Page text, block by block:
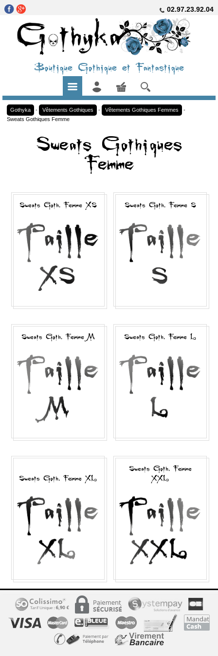
02.97.23.92.04
Boutique Gothique et Fantastique
Gothyka - Vêtements Gothiques - Vêtements Gothiques Femmes
-
Sweats Gothiques Femme
Sweats Gothiques
Femme
Sweats Goth. Femme XS Sweats Goth. Femme S
Sweats Goth. Femme M Sweats Goth. Femme L
Sweats Goth. Femme XL
Sweats Goth. Femme
XXL